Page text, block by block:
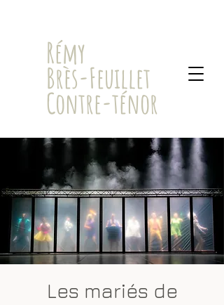
​Rémy
Brès-Feuillet
Contre-ténor
Les mariés de